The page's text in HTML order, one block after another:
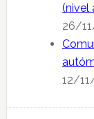
(nivel
26/
12/